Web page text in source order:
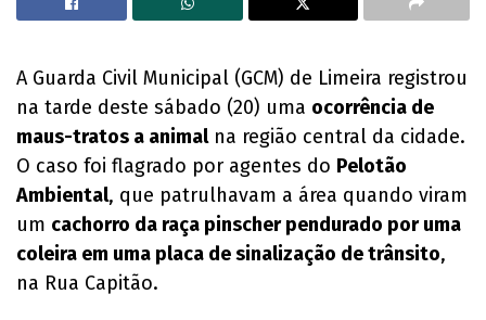
A Guarda Civil Municipal (GCM) de Limeira registrou
na tarde deste sábado (20) uma ocorrência de
maus-tratos a animalna região central da cidade.
O caso foi flagrado por agentes do Pelotão
Ambiental, que patrulhavam a área quando viram
um cachorro da raça pinscher pendurado por uma
coleira em uma placa de sinalização de trânsito,
na Rua Capitão.